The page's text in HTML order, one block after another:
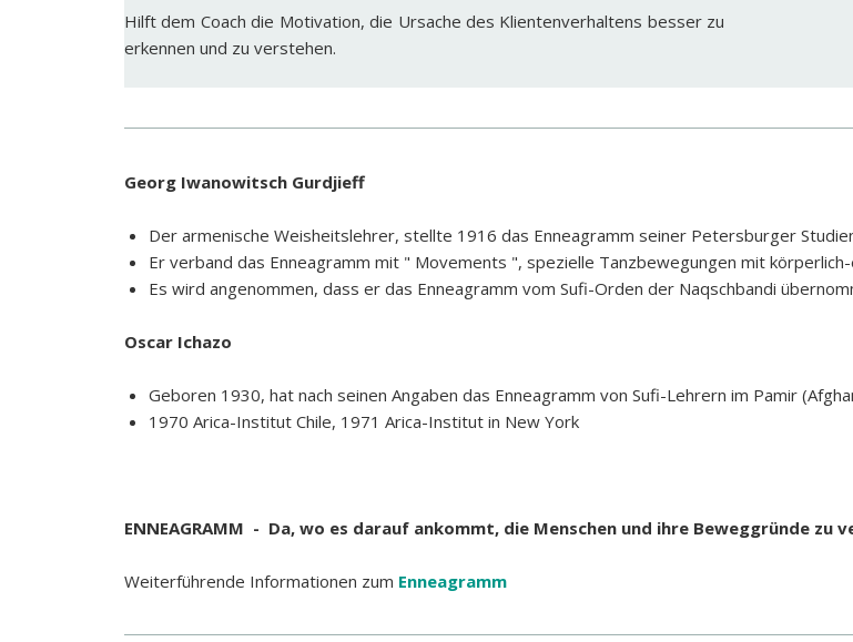
Hilft dem Coach die Motivation, die Ursache des Klienten­verhaltens besser zu
erkennen und zu verstehen.
Georg Iwanowitsch Gurdjieff
Der armenische Weisheitslehrer, stellte 1916 das Enneagramm seiner Petersburger
Er verband das Enneagramm mit " Movements ", spezielle Tanzbewegungen mit
Es wird angenommen, dass er das Enneagramm vom Sufi-Orden der Naqschbandi
Oscar Ichazo
Geboren 1930, hat nach seinen Angaben das Enneagramm von Sufi-Lehrern im Pamir
1970 Arica-Institut Chile, 1971 Arica-Institut in New York
ENNEAGRAMM - Da, wo es darauf ankommt, die Menschen und ihre Beweggründe zu
Weiterführende Informationen zum Enneagramm